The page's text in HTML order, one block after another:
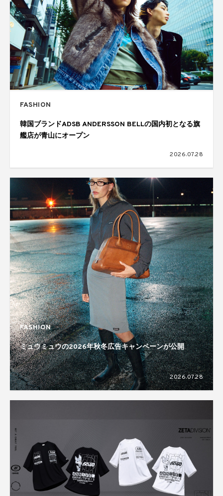
FASHION
韓国ブランドADSB ANDERSSON BELLの国内初となる旗
艦店が青山にオープン
2026.07.28
FASHION
ミュウミュウの2026年秋冬広告キャンペーンが公開
2026.07.28